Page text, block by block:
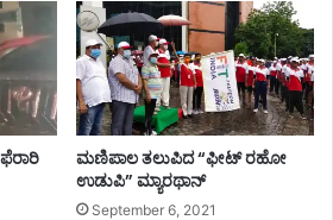
ಮಣಿಪಾಲ ತಲುಪಿದ “ಫೀಟ್ ರಹೋ
ಉಡುಪಿ” ಮ್ಯಾರಥಾನ್
September 6, 2021